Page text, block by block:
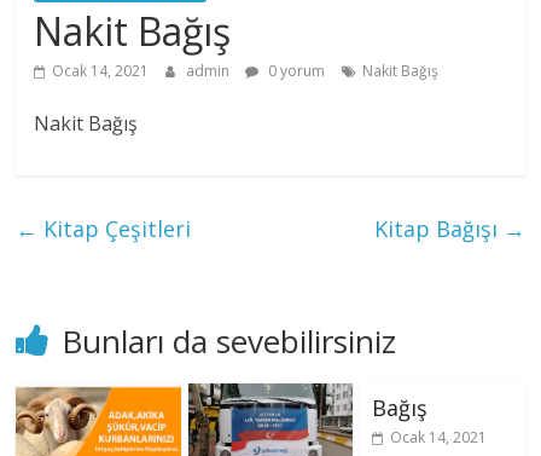
Nakit Bağış
Ocak 14, 2021 admin 0 yorum Nakit Bağış
Nakit Bağış
← Kitap Çeşitleri Kitap Bağışı →
Bunları da sevebilirsiniz
Bağış
Ocak 14, 2021